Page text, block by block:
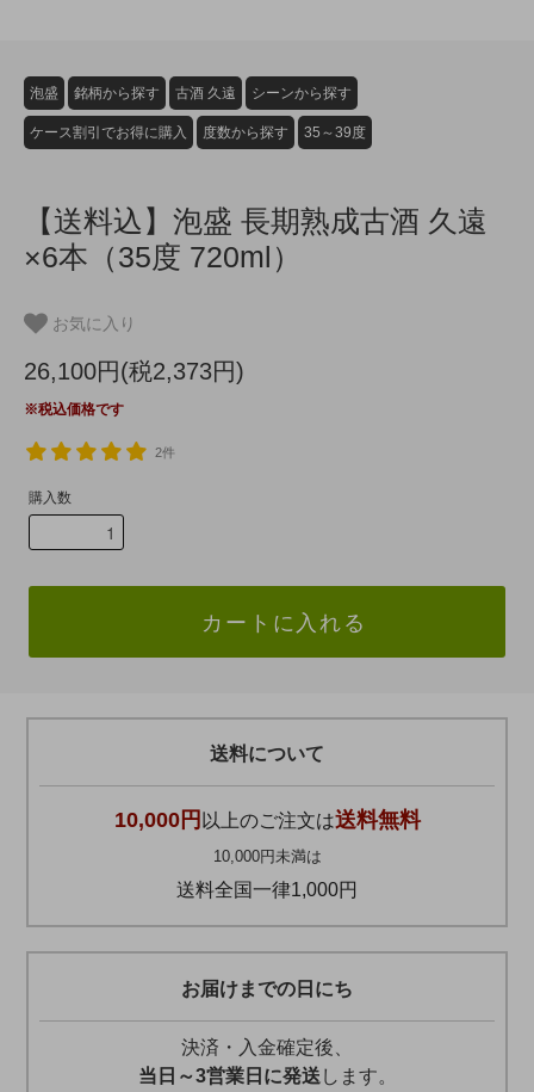
泡盛 銘柄から探す 古酒 久遠 シーンから探す
ケース割引でお得に購入 度数から探す 35～39度
【送料込】泡盛 長期熟成古酒 久遠
×6本（35度 720ml）
お気に入り
26,100円(税2,373円)
※税込価格です
2件
購入数
カートに入れる
送料について
10,000円 以上のご注文は送料無料
10,000円未満は
送料全国一律1,000円
お届けまでの日にち
決済・入金確定後、
当日～3営業日に発送 します。